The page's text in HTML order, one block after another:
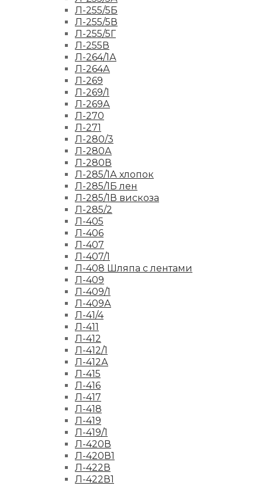
Л-255/5Б
Л-255/5В
Л-255/5Г
Л-255В
Л-264/1А
Л-264А
Л-269
Л-269/1
Л-269А
Л-270
Л-271
Л-280/3
Л-280А
Л-280В
Л-285/1А хлопок
Л-285/1Б лен
Л-285/1В вискоза
Л-285/2
Л-405
Л-406
Л-407
Л-407/1
Л-408 Шляпа с лентами
Л-409
Л-409/1
Л-409А
Л-41/4
Л-411
Л-412
Л-412/1
Л-412А
Л-415
Л-416
Л-417
Л-418
Л-419
Л-419/1
Л-420В
Л-420В1
Л-422В
Л-422В1